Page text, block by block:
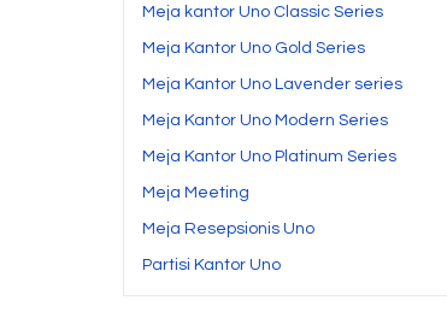
Meja kantor Uno Classic Series
Meja Kantor Uno Gold Series
Meja Kantor Uno Lavender series
Meja Kantor Uno Modern Series
Meja Kantor Uno Platinum Series
Meja Meeting
Meja Resepsionis Uno
Partisi Kantor Uno